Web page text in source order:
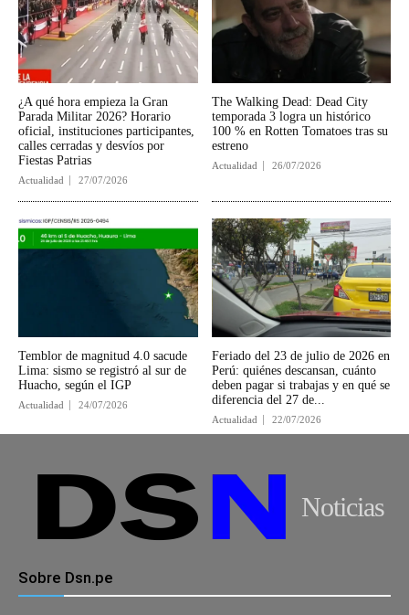
¿A qué hora empieza la Gran
Parada Militar 2026? Horario
oficial, instituciones participantes,
calles cerradas y desvíos por
Fiestas Patrias
Actualidad 27/07/2026
The Walking Dead: Dead City
temporada 3 logra un histórico
100 % en Rotten Tomatoes tras su
estreno
Actualidad 26/07/2026
Temblor de magnitud 4.0 sacude
Lima: sismo se registró al sur de
Huacho, según el IGP
Actualidad 24/07/2026
Feriado del 23 de julio de 2026 en
Perú: quiénes descansan, cuánto
deben pagar si trabajas y en qué se
diferencia del 27 de...
Actualidad 22/07/2026
Noticias
Sobre Dsn.pe